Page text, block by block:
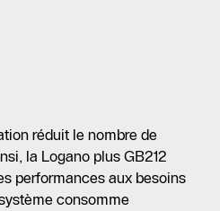
réduit le nombre de
la Logano plus GB212
performances aux besoins
consomme